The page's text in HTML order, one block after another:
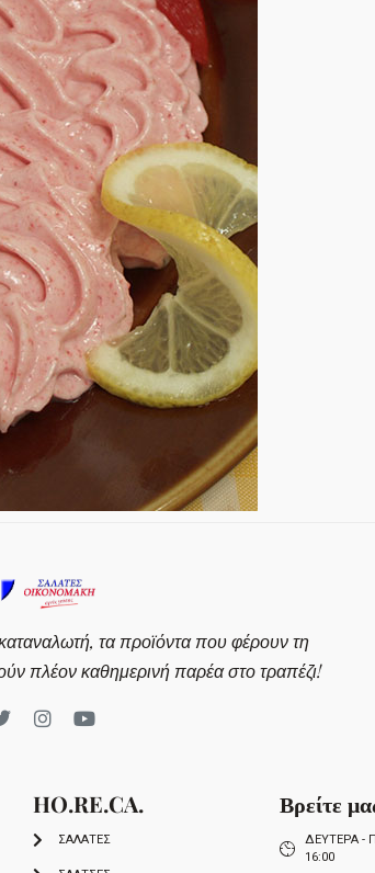
τα προϊόντα που φέρουν τη
καθημερινή παρέα στο τραπέζι!
HO.RE.CA.
ΣΑΛΑΤΕΣ
Βρείτε
ΔΕΥΤΕΡΑ -
16:00